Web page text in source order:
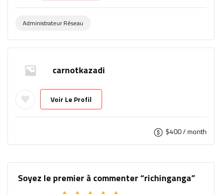
Administrateur Réseau
carnotkazadi
Voir Le Profil
$400/ month
Soyez le premier à commenter “richinganga”